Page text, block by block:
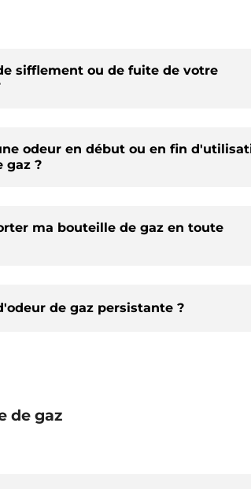
sifflement ou de fuite de votre
odeur en début ou en fin
gaz ?
ma bouteille de gaz en toute
de gaz persistante ?
de gaz